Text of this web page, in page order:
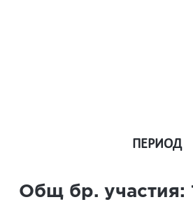
ПЕРИОД
Общ бр. участия: